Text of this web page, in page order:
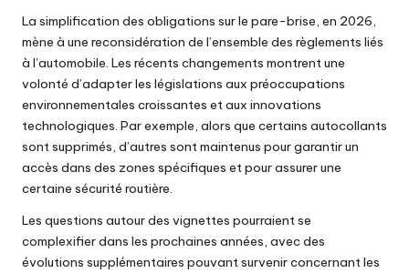
La simplification des obligations sur le pare-brise, en 2026,
mène à une reconsidération de l’ensemble des règlements liés
à l’automobile. Les récents changements montrent une
volonté d’adapter les législations aux préoccupations
environnementales croissantes et aux innovations
technologiques. Par exemple, alors que certains autocollants
sont supprimés, d’autres sont maintenus pour garantir un
accès dans des zones spécifiques et pour assurer une
certaine sécurité routière.
Les questions autour des vignettes pourraient se
complexifier dans les prochaines années, avec des
évolutions supplémentaires pouvant survenir concernant les